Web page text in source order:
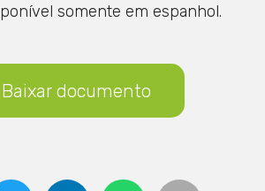
somente em espanhol.
Baixar documento